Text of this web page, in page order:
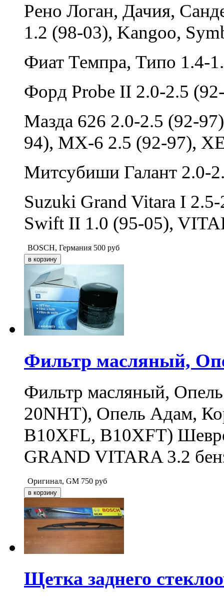
Рено Логан, Дачия,
1.2 (98-03), Kangoo,
Фиат Темпра, Типо 1.4-
Форд Probe II 2.0-2.5
Мазда 626 2.0-2.5 (92-
94), MX-6 2.5 (92-97),
Митсубиши Галант 2.0-
Suzuki Grand Vitara I
Swift II 1.0 (95-05),
BOSCH, Германия 500 руб
Фильтр масляный,
Фильтр масляный,
20NHT), Опель Адам,
B10XFL, B10XFT)
GRAND VITARA 3.2
Оригинал, GM 750 руб
Щетка заднего